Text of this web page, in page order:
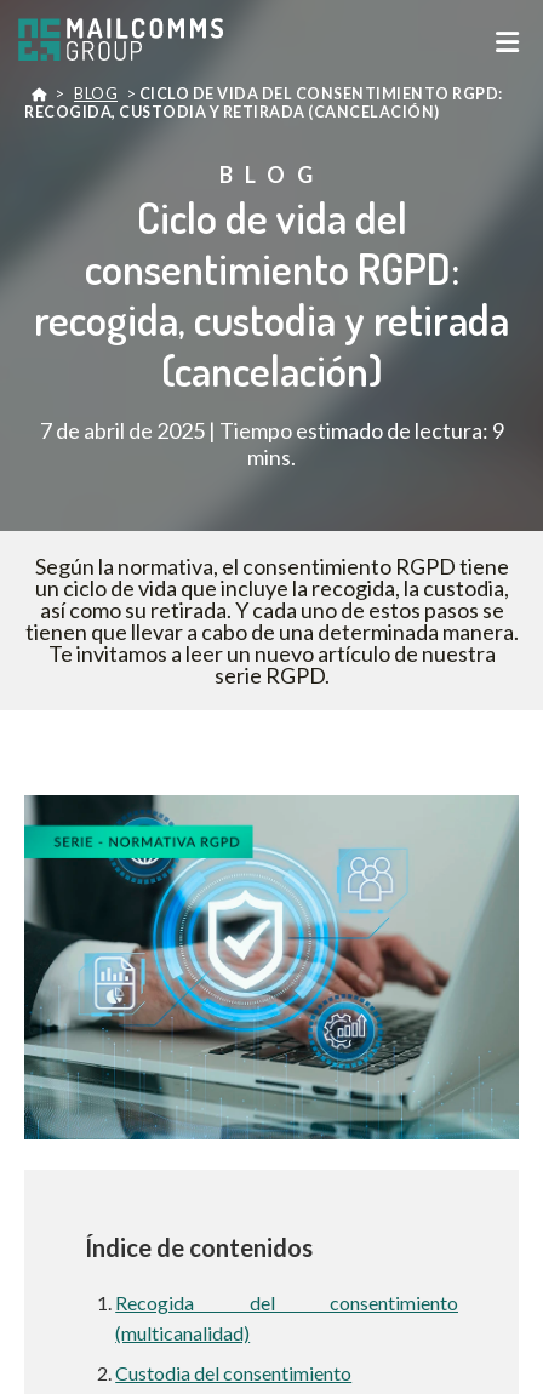
> BLOG > CICLO DE VIDA DEL CONSENTIMIENTO RGPD:
RECOGIDA, CUSTODIA Y RETIRADA (CANCELACIÓN)
BLOG
Ciclo de vida del
consentimiento RGPD:
recogida, custodia y retirada
(cancelación)
7 de abril de 2025 | Tiempo estimado de lectura: 9
mins.
Según la normativa, el consentimiento RGPD tiene
un ciclo de vida que incluye la recogida, la custodia,
así como su retirada. Y cada uno de estos pasos se
tienen que llevar a cabo de una determinada manera.
Te invitamos a leer un nuevo artículo de nuestra
serie RGPD.
Índice de contenidos
Recogida del consentimiento
(multicanalidad)
Custodia del consentimiento